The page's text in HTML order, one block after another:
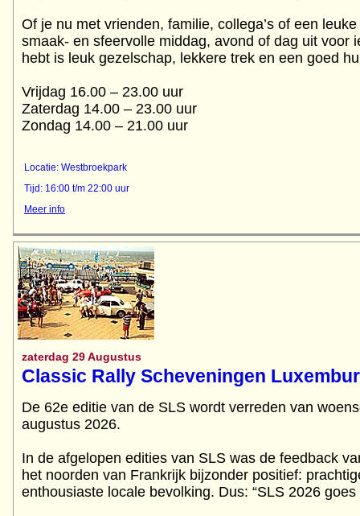
Of je nu met vrienden, familie, collega’s of een
smaak- en sfeervolle middag, avond of dag uit voor
hebt is leuk gezelschap, lekkere trek en een goed
Vrijdag 16.00 – 23.00 uur
Zaterdag 14.00 – 23.00 uur
Zondag 14.00 – 21.00 uur
Locatie: Westbroekpark
Tijd: 16:00 t/m 22:00 uur
Meer info
zaterdag 29 Augustus
Classic Rally Scheveningen
De 62e editie van de SLS wordt verreden van
augustus 2026.
In de afgelopen edities van SLS was de feedback
het noorden van Frankrijk bijzonder positief:
enthousiaste locale bevolking. Dus: “SLS 2026 goes